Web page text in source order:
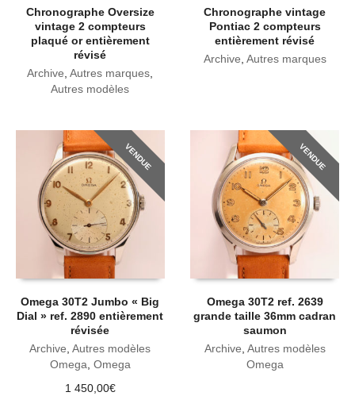
Chronographe Oversize
vintage 2 compteurs
plaqué or entièrement
révisé
Archive ,Autres marques
Autres modèles
Chronographe vintage
Pontiac 2 compteurs
entièrement révisé
Archive Autres marques
VENDUE
Omega 30T2 Jumbo « Big
Dial » ref. 2890 entièrement
révisée
Archive,Autres modèles
Omega, Omega
1 450,00€
VENDUE
Omega 30T2 ref. 2639
grande taille 36mm cadran
saumon
Archive, Autres modèles
Omega